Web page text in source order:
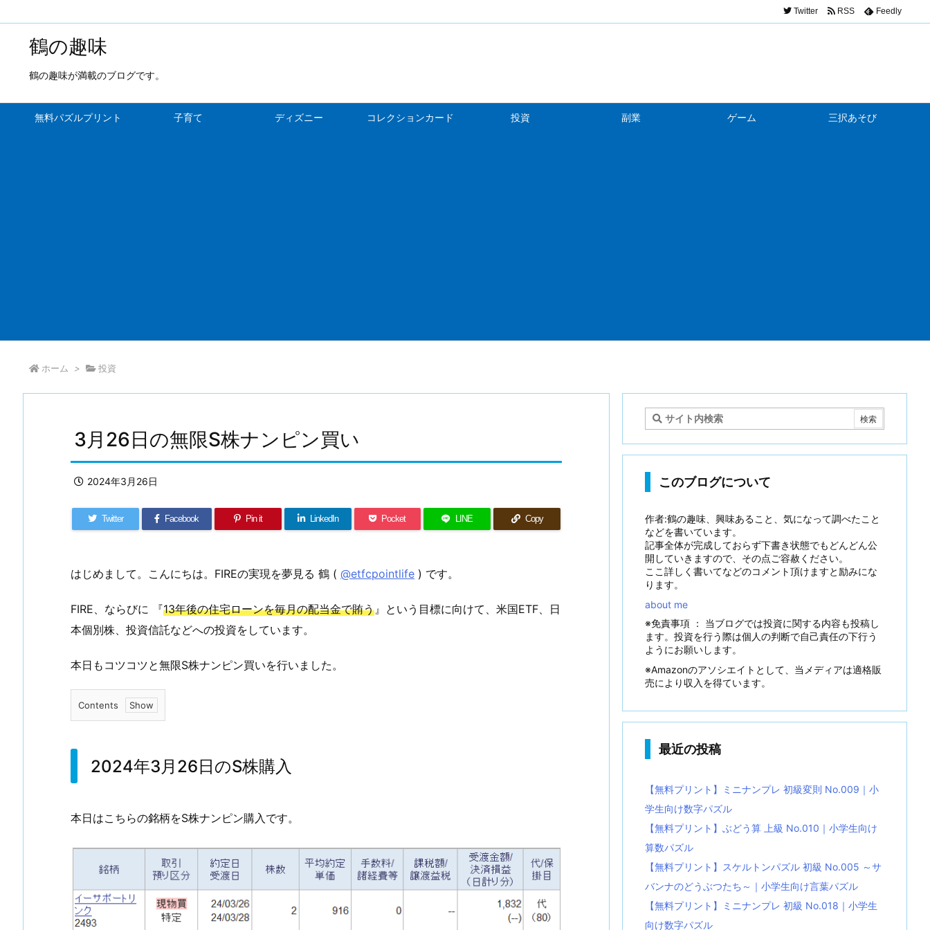
鶴の趣味
鶴の趣味が満載のブログです。
無料パズルプリント 子育て ディズニー コレクションカード 投資 副業 ゲーム 三択あそび
Twitter RSS Feedly
ホーム > 投資
3月26日の無限S株ナンピン買い
2024年3月26日
Twitter Facebook Pin it LinkedIn Pocket LINE Copy
はじめまして。こんにちは。FIREの実現を夢見る 鶴 ( @etfcpointlife ) です。
FIRE、ならびに 『13年後の住宅ローンを毎月の配当金で賄う 』という目標に向けて、米国ETF、日
本個別株、投資信託などへの投資をしています。
本日もコツコツと無限S株ナンピン買いを行いました。
Contents
1.
0
年
月
日
の
2024年3月26日のS株購入
本日はこちらの銘柄をS株ナンピン購入です。
このブログについて
作者:鶴の趣味、興味あること、気になって調べたこと
などを書いています。
記事全体が完成しておらず下書き状態でもどんどん公
開していきますので、その点ご容赦ください。
ここ詳しく書いてなどのコメント頂けますと励みにな
ります。
about me
※免責事項 ： 当ブログでは投資に関する内容も投稿し
ます。投資を行う際は個人の判断で自己責任の下行う
ようにお願いします。
※Amazonのアソシエイトとして、当メディアは適格販
売により収入を得ています。
最近の投稿
【無料プリント】ミニナンプレ 初級変則 No.009｜小
学生向け数字パズル
【無料プリント】ぶどう算 上級 No.010｜小学生向け
算数パズル
【無料プリント】スケルトンパズル 初級 No.005 ～サ
バンナのどうぶつたち～｜小学生向け言葉パズル
【無料プリント】ミニナンプレ 初級 No.018｜小学生
向け数字パズル